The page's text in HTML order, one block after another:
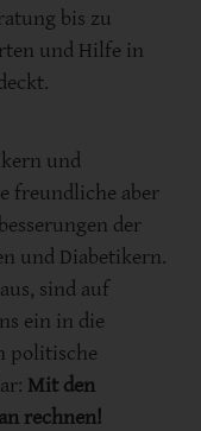
bis zu
und Hilfe in
und
freundliche aber
der
und Diabetikern.
sind auf
ein in die
politische
Mit den
rechnen!